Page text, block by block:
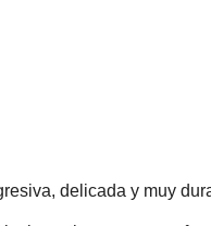
delicada y muy